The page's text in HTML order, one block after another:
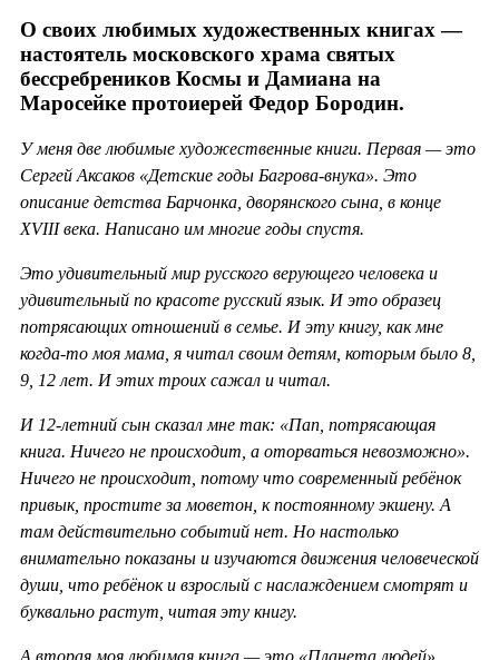
О своих любимых художественных книгах —
настоятель московского храма святых
бессребреников Космы и Дамиана на
Маросейке протоиерей Федор Бородин.
У меня две любимые художественные книги. Первая — это
Сергей Аксаков «Детские годы Багрова-внука». Это
описание детства Барчонка, дворянского сына, в конце
XVIII века. Написано им многие годы спустя.
Это удивительный мир русского верующего человека и
удивительный по красоте русский язык. И это образец
потрясающих отношений в семье. И эту книгу, как мне
когда-то моя мама, я читал своим детям, которым было 8,
9, 12 лет. И этих троих сажал и читал.
И 12-летний сын сказал мне так: «Пап, потрясающая
книга. Ничего не происходит, а оторваться невозможно».
Ничего не происходит, потому что современный ребёнок
привык, простите за моветон, к постоянному экшену. А
там действительно событий нет. Но настолько
внимательно показаны и изучаются движения человеческой
души, что ребёнок и взрослый с наслаждением смотрят и
буквально растут, читая эту книгу.